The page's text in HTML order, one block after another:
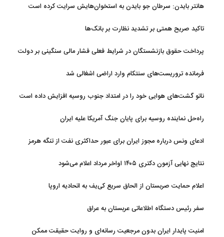
هانتر بایدن: سرطان جو بایدن به استخوان‌هایش سرایت کرده است
تاکید صریح همتی بر تشدید نظارت بر بانک‌ها
پرداخت حقوق بازنشستگان در شرایط فعلی فشار مالی سنگینی بر دولت
فرمانده تروریست‌های سنتکام وارد اراضی اشغالی شد
ناتو گشت‌های هوایی خود را در امتداد جنوب روسیه افزایش داده است
راه‌حل نماینده روسیه برای پایان جنگ آمریکا علیه ایران
ادعای ونس درباره مجوز ایران برای عبور حداکثری نفت از تنگه هرمز
نتایج نهایی آزمون دکتری ۱۴۰۵ اواخر مرداد اعلام می‌شود
اعلام حمایت صربستان از الحاق سریع کی‌یف به اتحادیه اروپا
سفر رئیس دستگاه اطلاعاتی عربستان به عراق
امنیت پایدار ایران بدون مرجعیت رسانه‌ای و روایت حقیقت ممکن